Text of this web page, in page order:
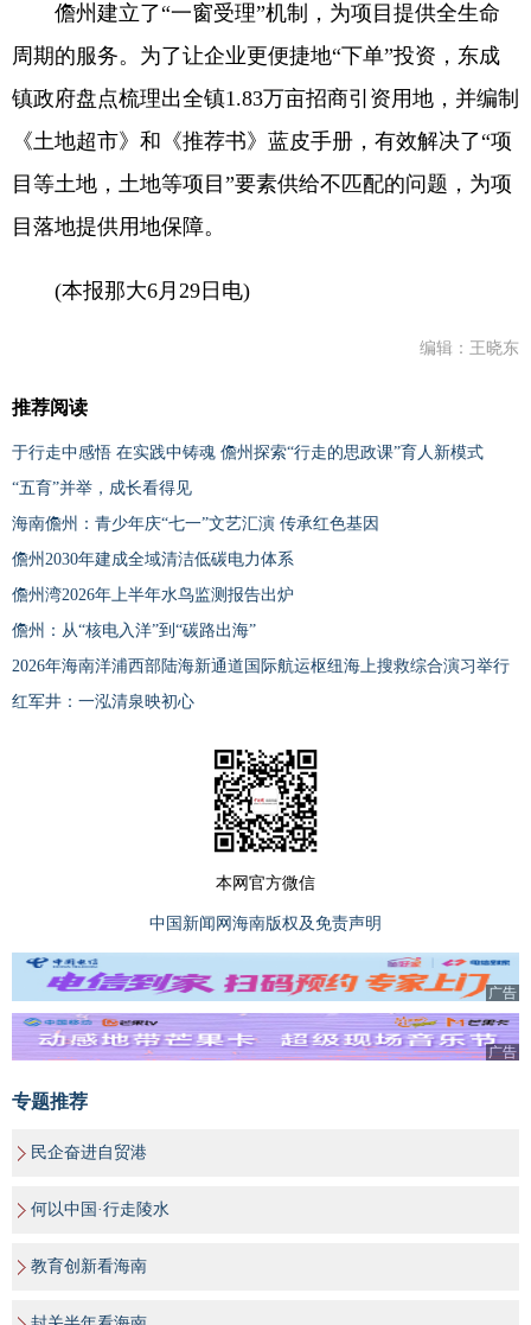
儋州建立了“一窗受理”机制，为项目提供全生命
周期的服务。为了让企业更便捷地“下单”投资，东成
镇政府盘点梳理出全镇1.83万亩招商引资用地，并编制
《土地超市》和《推荐书》蓝皮手册，有效解决了“项
目等土地，土地等项目”要素供给不匹配的问题，为项
目落地提供用地保障。
(本报那大6月29日电)
编辑：王晓东
推荐阅读
于行走中感悟 在实践中铸魂 儋州探索“行走的思政课”育人新模式
“五育”并举，成长看得见
海南儋州：青少年庆“七一”文艺汇演 传承红色基因
儋州2030年建成全域清洁低碳电力体系
儋州湾2026年上半年水鸟监测报告出炉
儋州：从“核电入洋”到“碳路出海”
2026年海南洋浦西部陆海新通道国际航运枢纽海上搜救综合演习举行
红军井：一泓清泉映初心
本网官方微信
中国新闻网海南版权及免责声明
广告
广告
专题推荐
民企奋进自贸港
何以中国·行走陵水
教育创新看海南